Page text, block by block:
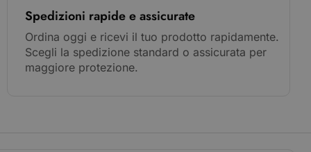
Spedizioni rapide e assicurate
Ordina oggi e ricevi il tuo prodotto rapidamente.
Scegli la spedizione standard o assicurata per
maggiore protezione.